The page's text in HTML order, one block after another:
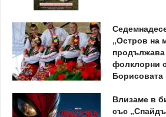
„Остров на
продължава
фолклорни
Борисовата
Влизаме в
със